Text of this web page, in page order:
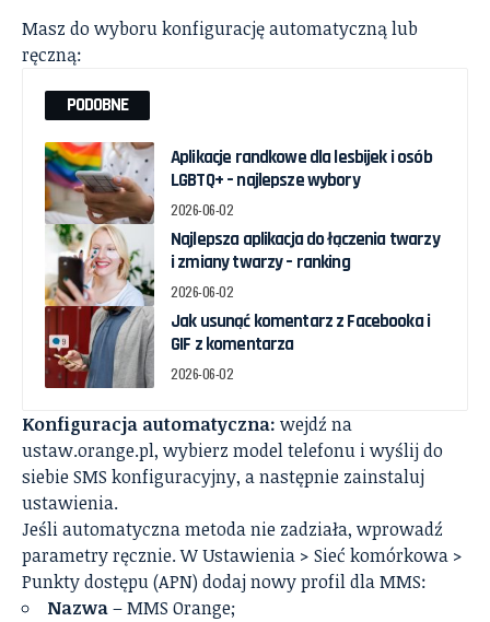
Masz do wyboru konfigurację automatyczną lub
ręczną:
PODOBNE
Aplikacje randkowe dla lesbijek i osób
LGBTQ+ – najlepsze wybory
2026-06-02
Najlepsza aplikacja do łączenia twarzy
i zmiany twarzy – ranking
2026-06-02
Jak usunąć komentarz z Facebooka i
GIF z komentarza
2026-06-02
Konfiguracja automatyczna: wejdź na
ustaw.orange.pl, wybierz model telefonu i wyślij do
siebie SMS konfiguracyjny, a następnie zainstaluj
ustawienia.
Jeśli automatyczna metoda nie zadziała, wprowadź
parametry ręcznie. W Ustawienia > Sieć komórkowa >
Punkty dostępu (APN) dodaj nowy profil dla MMS:
Nazwa– MMS Orange;